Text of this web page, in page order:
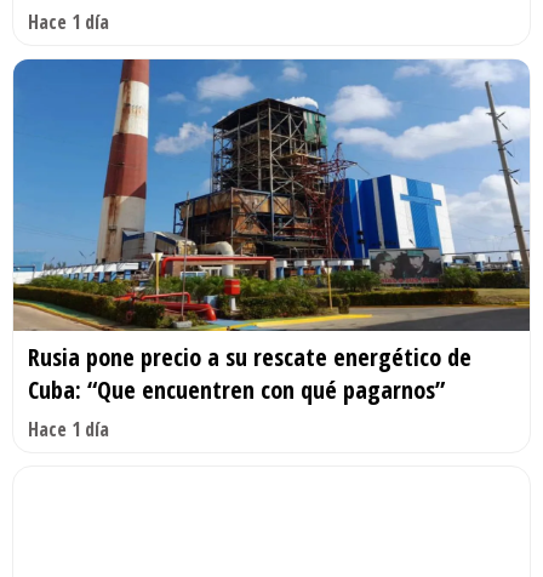
Hace 1 día
Rusia pone precio a su rescate energético de
Cuba: “Que encuentren con qué pagarnos”
Hace 1 día